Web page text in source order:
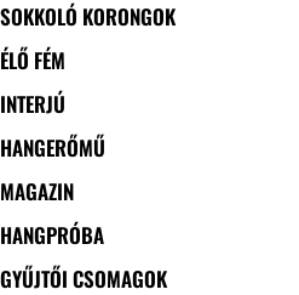
SOKKOLÓ KORONGOK
ÉLŐ FÉM
INTERJÚ
HANGERŐMŰ
MAGAZIN
HANGPRÓBA
GYŰJTŐI CSOMAGOK